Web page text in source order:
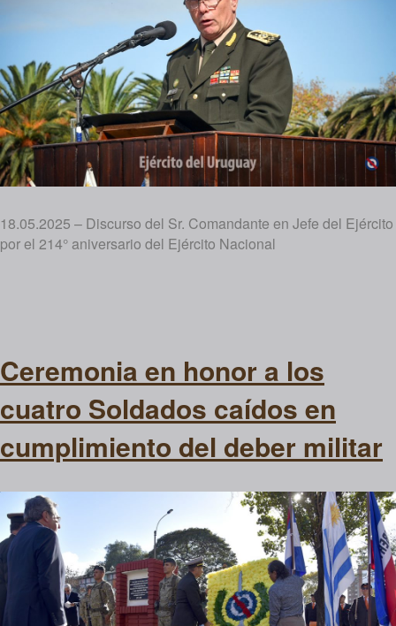
18.05.2025 – Discurso del Sr. Comandante en Jefe del Ejército
por el 214° aniversario del Ejército Nacional
Ceremonia en honor a los
cuatro Soldados caídos en
cumplimiento del deber militar